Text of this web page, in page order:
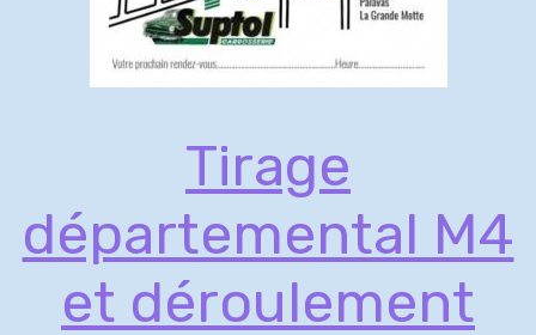
Tirage
départemental M4
et déroulement